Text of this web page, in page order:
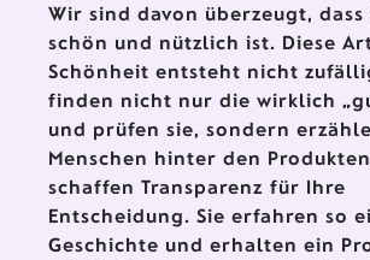
Einzelstücknummer, die
Auflagenhöhe und das
Herstellungsjahr vermerkt.
Wir sind davon überzeugt, dass
schön und nützlich ist. Diese
Schönheit entsteht nicht
finden nicht nur die wirklich
und prüfen sie, sondern
Menschen hinter den
schaffen Transparenz für Ihre
Entscheidung. Sie erfahren so
Geschichte und erhalten ein